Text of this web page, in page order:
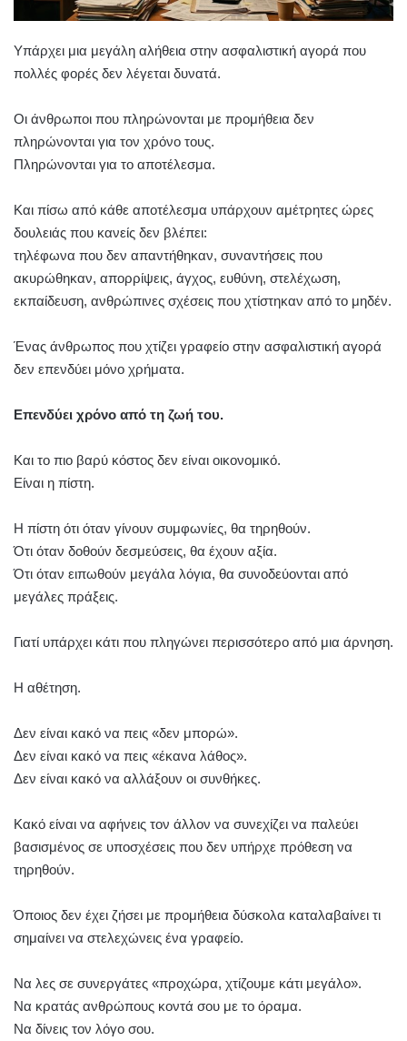
Υπάρχει μια μεγάλη αλήθεια στην ασφαλιστική αγορά που
πολλές φορές δεν λέγεται δυνατά.
Οι άνθρωποι που πληρώνονται με προμήθεια δεν
πληρώνονται για τον χρόνο τους.
Πληρώνονται για το αποτέλεσμα.
Και πίσω από κάθε αποτέλεσμα υπάρχουν αμέτρητες ώρες
δουλειάς που κανείς δεν βλέπει:
τηλέφωνα που δεν απαντήθηκαν, συναντήσεις που
ακυρώθηκαν, απορρίψεις, άγχος, ευθύνη, στελέχωση,
εκπαίδευση, ανθρώπινες σχέσεις που χτίστηκαν από το μηδέν.
Ένας άνθρωπος που χτίζει γραφείο στην ασφαλιστική αγορά
δεν επενδύει μόνο χρήματα.
Επενδύει χρόνο από τη ζωή του.
Και το πιο βαρύ κόστος δεν είναι οικονομικό.
Είναι η πίστη.
Η πίστη ότι όταν γίνουν συμφωνίες, θα τηρηθούν.
Ότι όταν δοθούν δεσμεύσεις, θα έχουν αξία.
Ότι όταν ειπωθούν μεγάλα λόγια, θα συνοδεύονται από
μεγάλες πράξεις.
Γιατί υπάρχει κάτι που πληγώνει περισσότερο από μια άρνηση.
Η αθέτηση.
Δεν είναι κακό να πεις «δεν μπορώ».
Δεν είναι κακό να πεις «έκανα λάθος».
Δεν είναι κακό να αλλάξουν οι συνθήκες.
Κακό είναι να αφήνεις τον άλλον να συνεχίζει να παλεύει
βασισμένος σε υποσχέσεις που δεν υπήρχε πρόθεση να
τηρηθούν.
Όποιος δεν έχει ζήσει με προμήθεια δύσκολα καταλαβαίνει τι
σημαίνει να στελεχώνεις ένα γραφείο.
Να λες σε συνεργάτες «προχώρα, χτίζουμε κάτι μεγάλο».
Να κρατάς ανθρώπους κοντά σου με το όραμα.
Να δίνεις τον λόγο σου.